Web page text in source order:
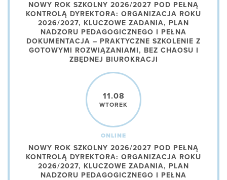
NOWY ROK SZKOLNY 2026/2027 POD PEŁNĄ
KONTROLĄ DYREKTORA: ORGANIZACJA ROKU
2026/2027, KLUCZOWE ZADANIA, PLAN
NADZORU PEDAGOGICZNEGO I PEŁNA
DOKUMENTACJA – PRAKTYCZNE SZKOLENIE Z
GOTOWYMI ROZWIĄZANIAMI, BEZ CHAOSU I
ZBĘDNEJ BIUROKRACJI
11.08
WTOREK
ONLINE
NOWY ROK SZKOLNY 2026/2027 POD PEŁNĄ
KONTROLĄ DYREKTORA: ORGANIZACJA ROKU
2026/2027, KLUCZOWE ZADANIA, PLAN
NADZORU PEDAGOGICZNEGO I PEŁNA